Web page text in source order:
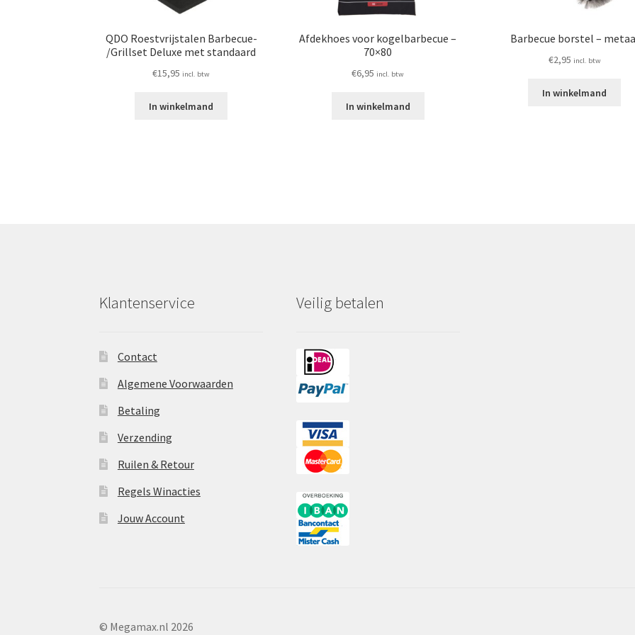
QDO Roestvrijstalen Barbecue-
/Grillset Deluxe met standaard
€15,95 incl. btw
In winkelmand
Afdekhoes voor kogelbarbecue –
70×80
€6,95 incl. btw
In winkelmand
Barbecue borstel –
€2,95 incl. btw
In winkelmand
Klantenservice
Contact
Algemene Voorwaarden
Betaling
Verzending
Ruilen & Retour
Regels Winacties
Jouw Account
Veilig betalen
© Megamax.nl 2026